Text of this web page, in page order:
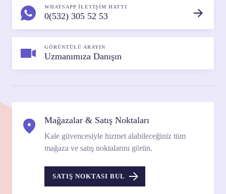
WHATSAPP İLETİŞİM HATTI
0(532) 305 52 53
GÖRÜNTÜLÜ ARAYIN
Uzmanımıza Danışın
Mağazalar & Satış Noktaları
Kale güvencesiyle hizmet alabileceğiniz tüm
mağaza ve satış noktalarını görün.
SATIŞ NOKTASI BUL